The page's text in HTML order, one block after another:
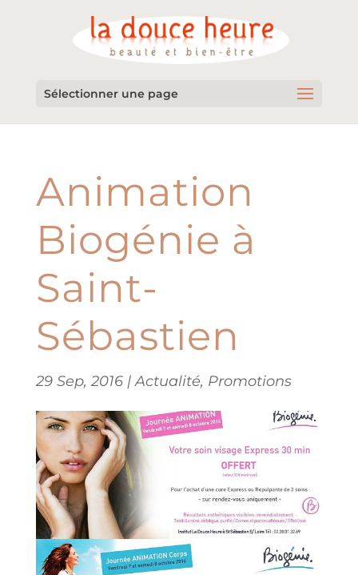
Sélectionner une page
Animation
Biogénie à
Saint-
Sébastien
29 Sep, 2016|Actualité, Promotions